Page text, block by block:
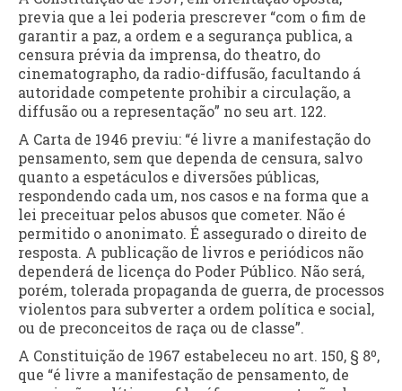
previa que a lei poderia prescrever “com o fim de
garantir a paz, a ordem e a segurança publica, a
censura prévia da imprensa, do theatro, do
cinematographo, da radio-diffusão, facultando á
autoridade competente prohibir a circulação, a
diffusão ou a representação” no seu art. 122.
A Carta de 1946 previu: “é livre a manifestação do
pensamento, sem que dependa de censura, salvo
quanto a espetáculos e diversões públicas,
respondendo cada um, nos casos e na forma que a
lei preceituar pelos abusos que cometer. Não é
permitido o anonimato. É assegurado o direito de
resposta. A publicação de livros e periódicos não
dependerá de licença do Poder Público. Não será,
porém, tolerada propaganda de guerra, de processos
violentos para subverter a ordem política e social,
ou de preconceitos de raça ou de classe”.
A Constituição de 1967 estabeleceu no art. 150, § 8º,
que “é livre a manifestação de pensamento, de